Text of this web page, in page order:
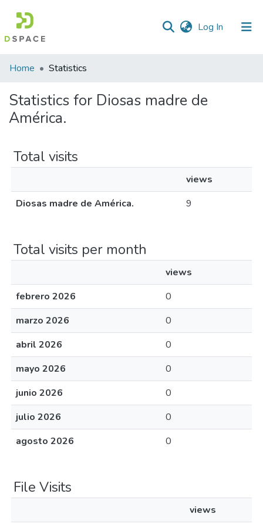
Log In (current)
Home Statistics
Statistics for Diosas madre de
América.
Total visits
views
Diosas madre de América.
9
Total visits per month
views
febrero 2026
0
marzo 2026
0
abril 2026
0
mayo 2026
0
junio 2026
0
julio 2026
0
agosto 2026
0
File Visits
views